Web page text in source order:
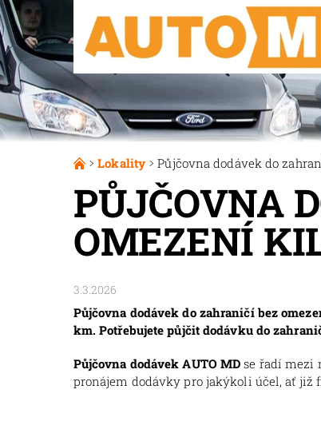
Lokality Půjčovna dodávek do
PŮJČOVNA
OMEZENÍ
3.3.2026
Půjčovna dodávek do zahraničí bez
km. Potřebujete půjčit dodávku do
Půjčovna dodávek AUTO MDse řadí mezi
pronájem dodávky pro jakýkoli účel, ať již